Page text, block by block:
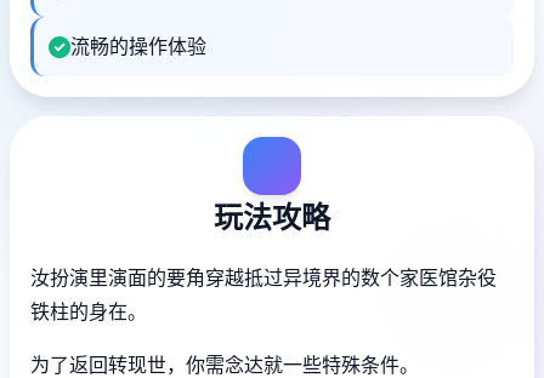
流畅的操作体验
玩法攻略
汝扮演里演面的要角穿越抵过异境界的数个家医馆杂役
铁柱的身在。
为了返回转现世，你需念达就一些特殊条件。